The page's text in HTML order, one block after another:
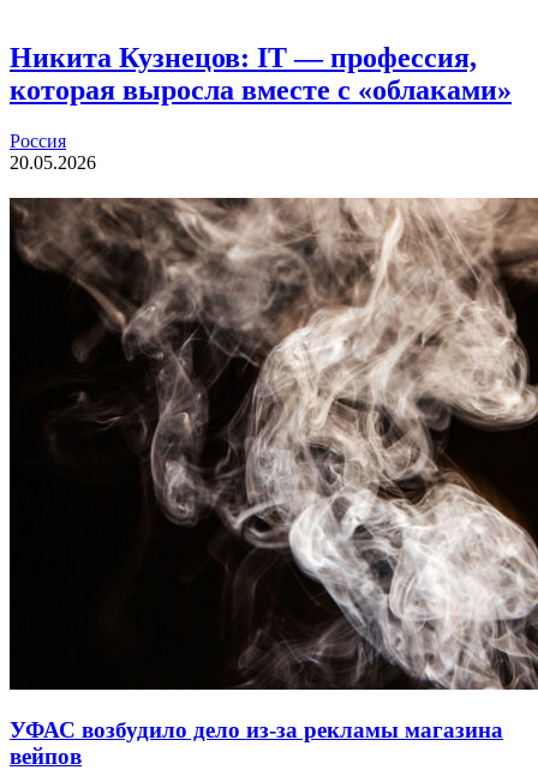
Никита Кузнецов: IT — профессия,
которая выросла вместе с «облаками»
Россия
20.05.2026
УФАС возбудило дело из-за рекламы магазина
вейпов